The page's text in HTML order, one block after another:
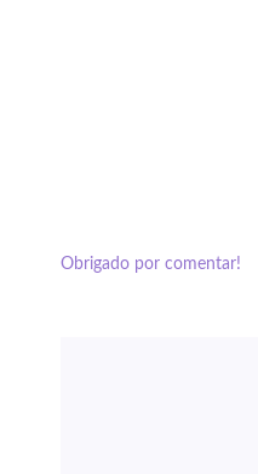
Obrigado por comentar!